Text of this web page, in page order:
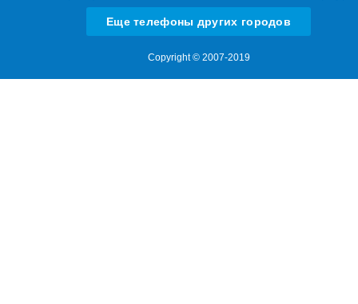
Еще телефоны других городов
Copyright © 2007-2019